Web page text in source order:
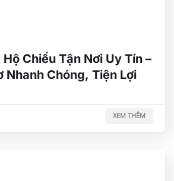
Chiếu Tận Nơi Uy Tín –
Nhanh Chóng, Tiện Lợi
XEM THÊM